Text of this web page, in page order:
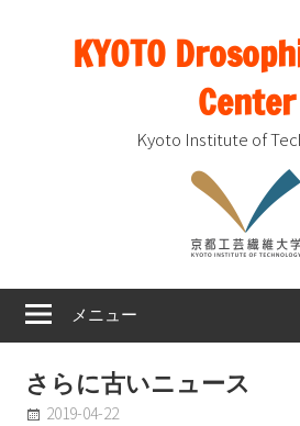
KYOTO
Center
Kyoto Institute of
メニュー
さらに古いニュース
2019-04-22